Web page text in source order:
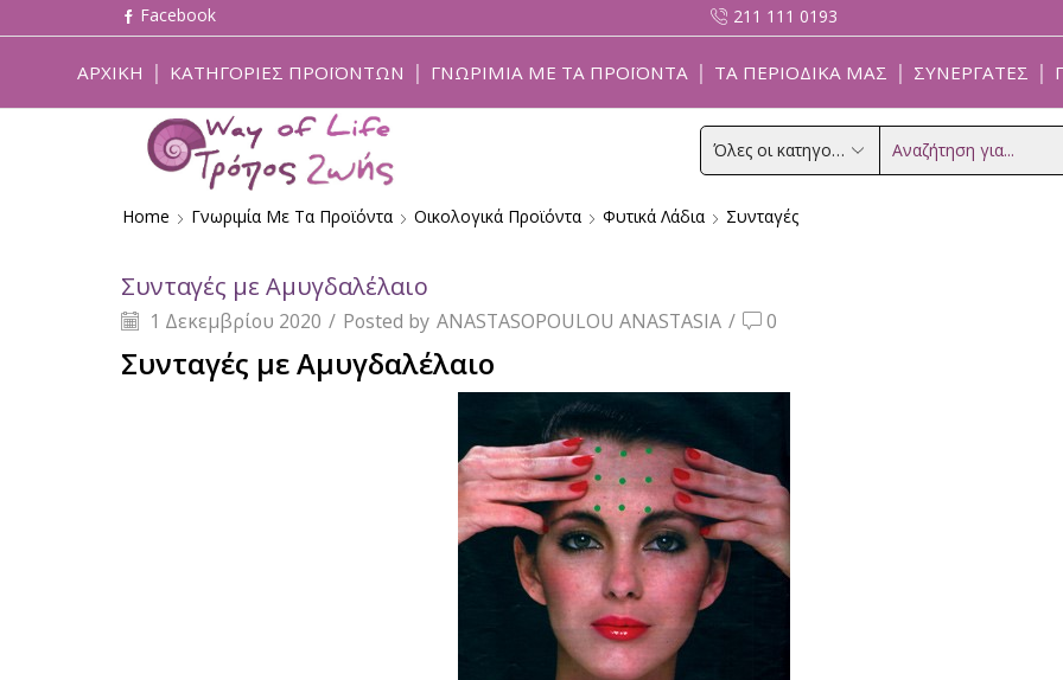
211 111 0193
ΑΡΧΙΚΉ ΚΑΤΗΓΟΡΊΕΣ ΠΡΟΪΌΝΤΩΝ ΓΝΩΡΙΜΊΑ ΜΕ ΤΑ ΠΡΟΪΌΝΤΑ ΤΑ ΠΕΡΙΟΔΙΚΑ ΜΑΣ ΣΥΝΕΡΓΆΤΕΣ
Search
Home Γνωριμία Με Τα Προϊόντα Οικολογικά Προϊόντα Φυτικά Λάδια Συνταγές
Συνταγές με Αμυγδαλέλαιο
1 Δεκεμβρίου 2020 / Posted by ANASTASOPOULOU ANASTASIA / 0
Συνταγές με Αμυγδαλέλαιο